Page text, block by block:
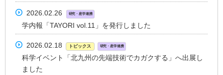
2026.02.26 研究・産学連携
学内報「TAYORI vol.11」を発行しました
2026.02.18 トピックス 研究・産学連携
科学イベント「北九州の先端技術でカガクする」へ出展し
ました